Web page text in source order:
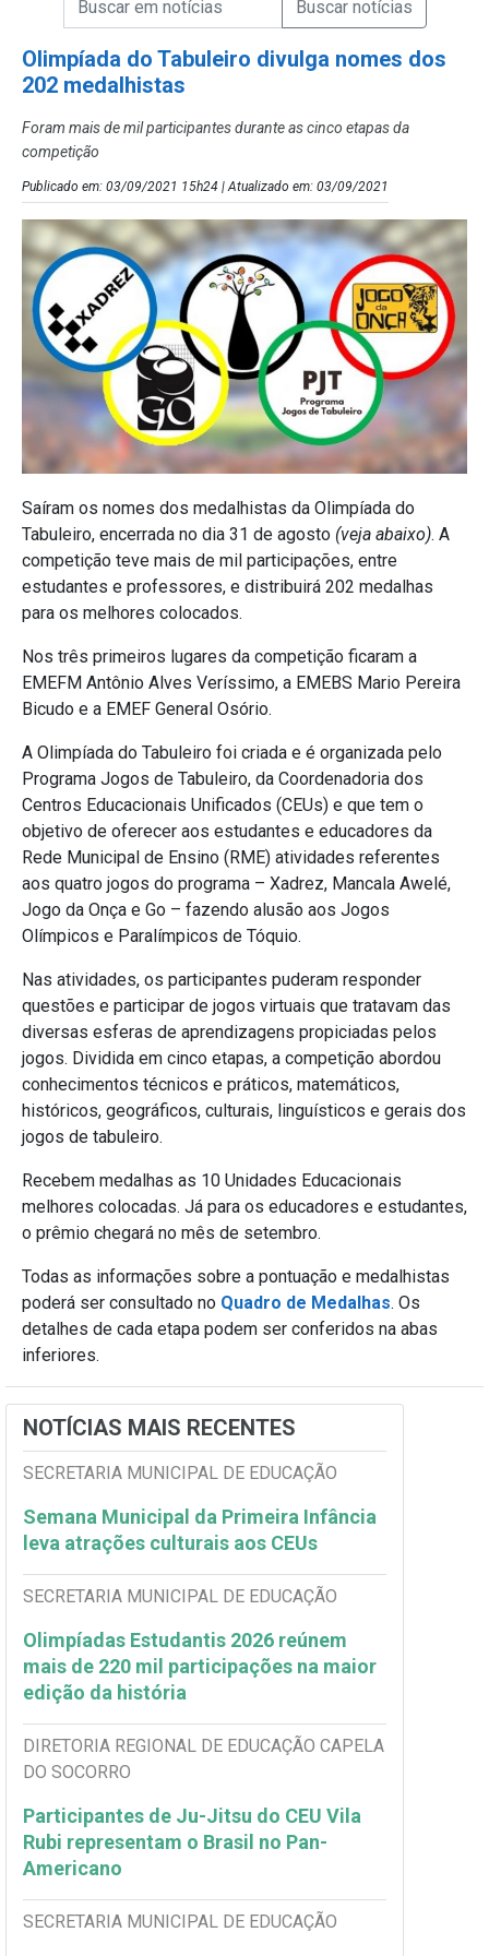
Olimpíada do Tabuleiro divulga nomes dos
202 medalhistas
Foram mais de mil participantes durante as cinco etapas da
competição
Publicado em: 03/09/2021 15h24 | Atualizado em: 03/09/2021
Saíram os nomes dos medalhistas da Olimpíada do
Tabuleiro, encerrada no dia 31 de agosto (veja abaixo). A
competição teve mais de mil participações, entre
estudantes e professores, e distribuirá 202 medalhas
para os melhores colocados.
Nos três primeiros lugares da competição ficaram a
EMEFM Antônio Alves Veríssimo, a EMEBS Mario Pereira
Bicudo e a EMEF General Osório.
A Olimpíada do Tabuleiro foi criada e é organizada pelo
Programa Jogos de Tabuleiro, da Coordenadoria dos
Centros Educacionais Unificados (CEUs) e que tem o
objetivo de oferecer aos estudantes e educadores da
Rede Municipal de Ensino (RME) atividades referentes
aos quatro jogos do programa – Xadrez, Mancala Awelé,
Jogo da Onça e Go – fazendo alusão aos Jogos
Olímpicos e Paralímpicos de Tóquio.
Nas atividades, os participantes puderam responder
questões e participar de jogos virtuais que tratavam das
diversas esferas de aprendizagens propiciadas pelos
jogos. Dividida em cinco etapas, a competição abordou
conhecimentos técnicos e práticos, matemáticos,
históricos, geográficos, culturais, linguísticos e gerais dos
jogos de tabuleiro.
Recebem medalhas as 10 Unidades Educacionais
melhores colocadas. Já para os educadores e estudantes,
o prêmio chegará no mês de setembro.
Todas as informações sobre a pontuação e medalhistas
poderá ser consultado no Quadro de Medalhas. Os
detalhes de cada etapa podem ser conferidos na abas
inferiores.
NOTÍCIAS MAIS RECENTES
SECRETARIA MUNICIPAL DE EDUCAÇÃO
Semana Municipal da Primeira Infância
leva atrações culturais aos CEUs
SECRETARIA MUNICIPAL DE EDUCAÇÃO
Olimpíadas Estudantis 2026 reúnem
mais de 220 mil participações na maior
edição da história
DIRETORIA REGIONAL DE EDUCAÇÃO CAPELA
DO SOCORRO
Participantes de Ju-Jitsu do CEU Vila
Rubi representam o Brasil no Pan-
Americano
SECRETARIA MUNICIPAL DE EDUCAÇÃO